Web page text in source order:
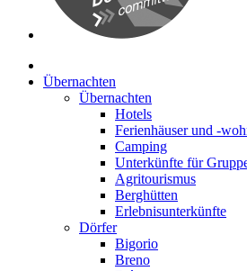
Übernachten
Übernachten
Hotels
Ferienhäuser und -
Camping
Unterkünfte für
Agritourismus
Berghütten
Erlebnisunterkünfte
Dörfer
Bigorio
Breno